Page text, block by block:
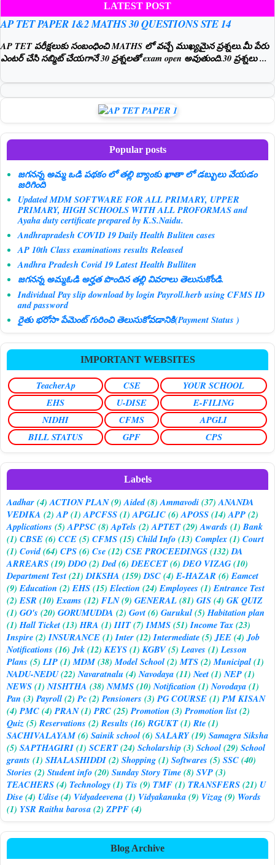
LATEST POST
AP TET PAPER 1&2 MATHS 30 QUESTIONS STE 14
AP TET పరీక్షలుకు సంబంధించి MATHS లో వచ్చే ముఖ్యమైన ప్రశ్నలు.మీ పేరు
ఎంటర్ చేసి సబ్మిట్ చేయగానే 30 ప్రశ్నలతో exam open అవుతుంది.30 ప్రశ్నలు ...
Popular posts
జగనన్న అమ్మ ఒడి పథకం లో తల్లి బ్యాంకు ఖాతా లో డబ్బులు వేయడం
జరిగింది
Updated MDM SOFTWARE FOR ALL PRIMARY, UPPER
PRIMARY, HIGH SCHOOLS WITH ALL PROFORMAS and
Ayaha duty certificate prepared by K.S.Naidu.
Andhrapradesh COVID 19 Daily Health Buliten cases
AP 10th Class examinations results Released
Andhra Pradesh Covid 19 Latest Health Bulliten
జగనన్న అమ్మఓడి అర్హత పొందిన తల్లి వివరాలు తెలుసుకోండి.
Individual Pay slip download by login Payroll.herb using CFMS ID
and password
రైతు భరోసా పేమెంట్ గురించి తెలుసుకోవడానికి(Payment Status )
IMPORTANT WEBSITES
TeacherAp CSE
YOUR SCHOOL
EHS
U-DISE
E-FILING
NIDHI
CFMS
APGLI
BILL STATUS
GPF CPS
Labels
Aadhar(4) ACTION PLAN(9) Aided(8) Ammavodi(37) ANANDA
VEDIKA (2) AP(1) APCFSS(1) APGLIC(6) APOSS(14) APP(2)
Applications (5) APPSC(8) ApTels (2) APTET(29) Awards (1) Bank
(1) CBSE(6) CCE(5) CFMS(15) Child Info(13) Complex(1) Court
(1) Covid(64) CPS(6) Cse(12) CSE PROCEEDINGS(132) DA
ARREARS(19) DDO(2) Ded(6) DEECET(6) DEO VIZAG(10)
Department Test(21) DIKSHA (159) DSC(4) E-HAZAR (6) Eamcet
(9) Education (2) EHS(15) Election (24) Employees (1) Entrance Test
(2) ESR (10) Exams (12) FLN(9) GENERAL(81) GIS(4) GK QUIZ
(1) GO's (20) GORUMUDDA (2) Govt(6) Gurukul(5) Habitation plan
(1) Hall Ticket(13) HRA (1) IIIT(7) IMMS(51) Income Tax(23)
Inspire(2) INSURANCE(1) Inter(12) Intermediate(5) JEE(4) Job
Notifications (16) Jvk(12) KEYS(1) KGBV(5) Leaves (1) Lesson
Plans (5) LIP(1) MDM(38) Model School(2) MTS(2) Municipal(1)
NADU-NEDU(22) Navaratnalu (4) Navodaya(11) Neet(1) NEP(1)
NEWS(1) NISHTHA (38) NMMS(10) Notification (1) Novodaya(1)
Pan (3) Payroll(2) Pc(2) Pensioners (3) PG COURSE(1) PM KISAN
(4) PMC(4) PRAN(1) PRC(25) Promotion (3) Promotion list(2)
Quiz(5) Reservations (2) Results (16) RGUKT(1) Rte(1)
SACHIVALAYAM(6) Sainik school(6) SALARY(19) Samagra Siksha
(5) SAPTHAGIRI(1) SCERT(24) Scholarship(3) School(29) School
grants (1) SHALASHIDDI(2) Shopping(1) Softwares (5) SSC(40)
Stories (2) Student info(20) Sunday Story Time(8) SVP(3)
TEACHERS(4) Technology(1) Tis (9) TMF(1) TRANSFERS(21) U
Dise(4) Udise(4) Vidyadeevena(1) Vidyakanuka(9) Vizag(9) Words
(1) YSR Raithu barosa(2) ZPPF(4)
Blog Archive